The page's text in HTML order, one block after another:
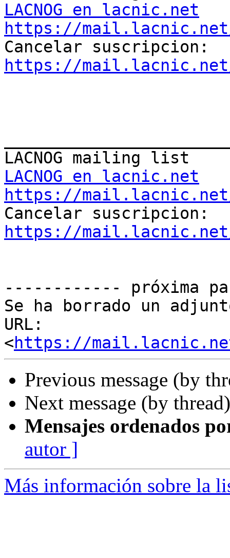
LACNOG en lacnic.net
https://
https://mail.lacnic.net/
LACNOG en lacnic.net
https://
https://mail.lacnic.net/
------------ próxima
Se ha borrado un
URL:
<https://mail.lacnic.net/
Previous message (by
Next message (by
Mensajes ordenados
autor ]
Más información sobre la